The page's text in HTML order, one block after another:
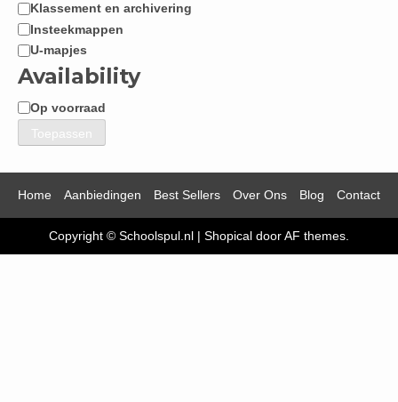
Categorie
Klassement en archivering
Insteekmappen
U-mapjes
Availability
Beschikbaarheid
Op voorraad
Toepassen
Home Aanbiedingen Best Sellers Over Ons Blog Contact
Copyright © Schoolspul.nl | Shopical door AF themes.